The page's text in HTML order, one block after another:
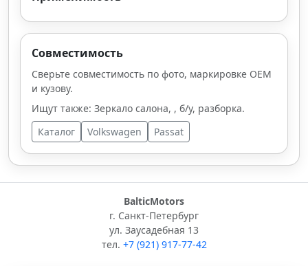
Совместимость
Сверьте совместимость по фото, маркировке OEM
и кузову.
Ищут также: Зеркало салона, , б/у, разборка.
Каталог
Volkswagen Passat
BalticMotors
г. Санкт-Петербург
ул. Заусадебная 13
тел. +7 (921) 917-77-42